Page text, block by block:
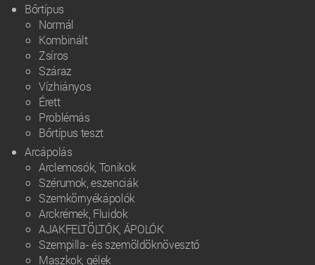
Bőrtípus
Normál
Kombinált
Zsíros
Száraz
Vízhiányos
Érett
Problémás
Bőrtípus teszt
Arcápolás
Arclemosók, Tonikok
Szérumok, eszenciák
Szemkörnyékápolók
Arckrémek, Fluidok
AJAKFELTÖLTŐK, ÁPOLÓK
Szempilla- és szemöldöknövesztő
Maszkok, gélek